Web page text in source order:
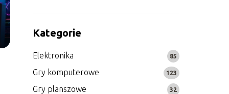
Kategorie
Elektronika 85
Gry komputerowe 123
Gry planszowe 32